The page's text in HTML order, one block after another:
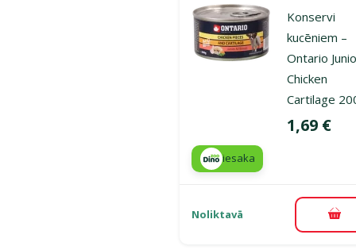
Konservi
kucēniem –
Ontario
Chicken
Cartilage
Cena
1,69 €
iesaka
Noliktavā